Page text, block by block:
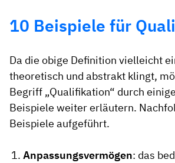
10 Beispiele für
Da die obige Definition vielleicht
theoretisch und abstrakt klingt,
Begriff „Qualifikation“ durch
Beispiele weiter erläutern.
Beispiele aufgeführt.
Anpassungsvermögen: das